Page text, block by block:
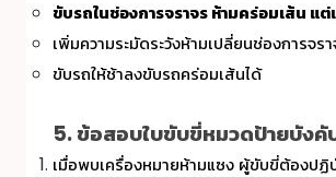
ขับรถในช่องการจราจร ห้ามคร่อมเส้น แต่
เพิ่มความระมัดระวังห้ามเปลี่ยนช่องการจรา
ขับรถให้ช้าลงขับรถคร่อมเส้นได้
5. ข้อสอบใบขับขี่หมวดป้ายบังคั
เมื่อพบเครื่องหมายห้ามแซง ผู้ขับขี่ต้องปฏิ